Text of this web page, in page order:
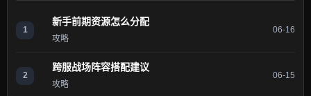
1
新手前期资源怎么分配
攻略
06-16
2
跨服战场阵容搭配建议
攻略
06-15